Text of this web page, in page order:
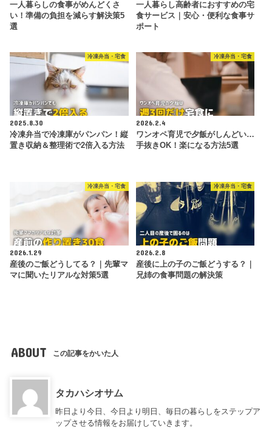
一人暮らしの食事がめんどくさ
い！準備の負担を減らす解決策5
選
一人暮らし高齢者におすすめの宅
食サービス｜安心・便利な食事サ
ポート
冷凍弁当・宅食
2025.8.30
冷凍弁当で冷凍庫がパンパン！縦
置き収納＆整理術で2倍入る方法
冷凍弁当・宅食
2026.2.4
ワンオペ育児で夕飯がしんどい…
手抜きOK！楽になる方法5選
冷凍弁当・宅食
2026.1.29
産後のご飯どうしてる？｜先輩マ
マに聞いたリアルな対策5選
冷凍弁当・宅食
2026.2.8
産後に上の子のご飯どうする？｜
兄姉の食事問題の解決策
ABOUT この記事をかいた人
タカハシオサム
昨日より今日、今日より明日、毎日の暮らしをステップア
ップさせる情報をお届けしていきます。